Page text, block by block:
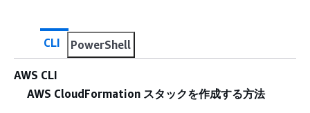
CLI PowerShell
AWS CLI
AWS CloudFormation スタックを作成する方法